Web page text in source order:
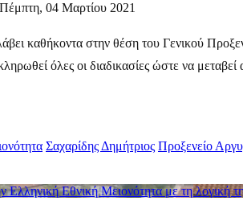
Πέμπτη, 04 Μαρτίου 2021
καθήκοντα στην θέση του Γενικού
όλες οι διαδικασίες ώστε να μεταβεί
Σαχαρίδης Δημήτριος Προξενείο
Εθνική Μειονότητα με τη λογική